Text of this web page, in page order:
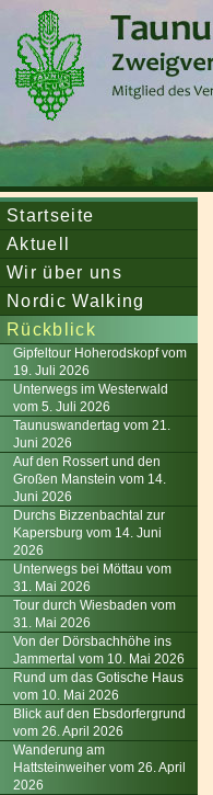
Startseite
Aktuell
Wir über uns
Nordic Walking
Rückblick
Gipfeltour Hoherodskopf vom
19. Juli 2026
Unterwegs im Westerwald
vom 5. Juli 2026
Taunuswandertag vom 21.
Juni 2026
Auf den Rossert und den
Großen Manstein vom 14.
Juni 2026
Durchs Bizzenbachtal zur
Kapersburg vom 14. Juni
2026
Unterwegs bei Möttau vom
31. Mai 2026
Tour durch Wiesbaden vom
31. Mai 2026
Von der Dörsbachhöhe ins
Jammertal vom 10. Mai 2026
Rund um das Gotische Haus
vom 10. Mai 2026
Blick auf den Ebsdorfergrund
vom 26. April 2026
Wanderung am
Hattsteinweiher vom 26. April
2026